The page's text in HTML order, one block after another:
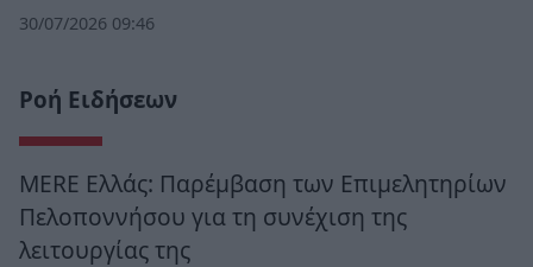
30/07/2026 09:46
Ροή Ειδήσεων
MERE Ελλάς: Παρέμβαση των Επιμελητηρίων
Πελοποννήσου για τη συνέχιση της
λειτουργίας της